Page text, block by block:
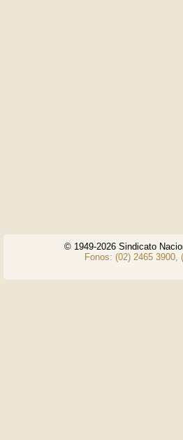
© 1949-2026 Sindicato
Fonos: (02) 2465 3900,